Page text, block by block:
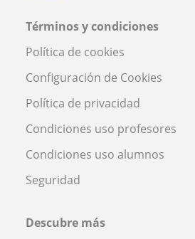
Términos y condiciones
Política de cookies
Configuración de Cookies
Política de privacidad
Condiciones uso profesores
Condiciones uso alumnos
Seguridad
Descubre más